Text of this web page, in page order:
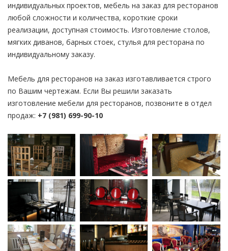
индивидуальных проектов, мебель на заказ для ресторанов
любой сложности и количества, короткие сроки
реализации, доступная стоимость. Изготовление столов,
мягких диванов, барных стоек, стулья для ресторана по
индивидуальному заказу.
Мебель для ресторанов на заказ изготавливается строго
по Вашим чертежам. Если Вы решили заказать
изготовление мебели для ресторанов, позвоните в отдел
продаж: +7 (981) 699-90-10